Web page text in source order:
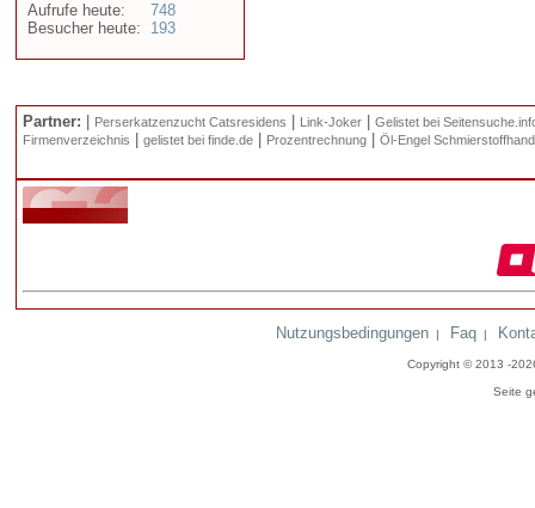
Aufrufe heute:
Besucher heute:
748
193
Partner: Perserkatzenzucht Catsresidens Link-Joker
Gelistet bei
Firmenverzeichnis
gelistet bei finde.de Prozentrechnung Öl-Engel
Nutzungsbedingungen | Faq |
Copyright © 2013 -
Seite